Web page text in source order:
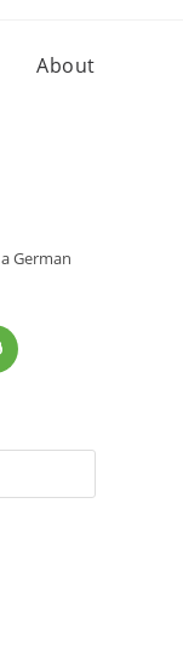
About
German